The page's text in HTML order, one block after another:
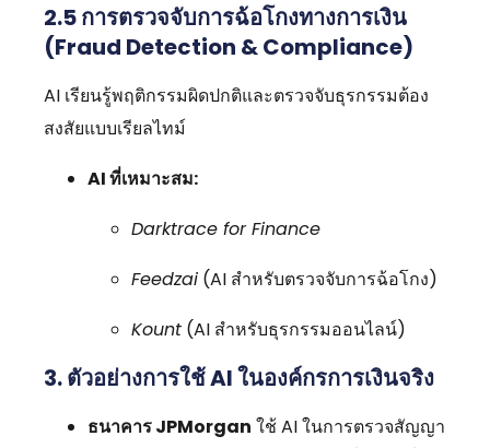
2.5การตรวจจับการฉ้อโกงทางการเงิน
(Fraud Detection & Compliance)
AI เรียนรู้พฤติกรรมผิดปกติและตรวจจับธุรกรรมต้อง
สงสัยแบบเรียลไทม์
AI ที่เหมาะสม:
Darktrace for Finance
Feedzai (AI สำหรับตรวจจับการฉ้อโกง)
Kount (AI สำหรับธุรกรรมออนไลน์)
3. ตัวอย่างการใช้ AI ในองค์กรการเงินจริง
ธนาคาร JPMorgan ใช้ AI ในการตรวจสัญญา